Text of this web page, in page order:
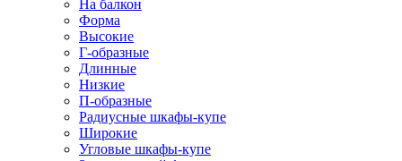
На балкон
Форма
Высокие
Г-образные
Длинные
Низкие
П-образные
Радиусные шкафы-купе
Широкие
Угловые шкафы-купе